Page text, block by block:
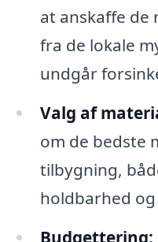
at anskaffe de
fra de lokale
undgår
Valg af
om de bedste
tilbygning,
holdbarhed
Budgettering: